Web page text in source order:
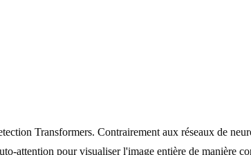
Transformers. Contrairement aux réseaux de
attention pour visualiser l'image entière de manière